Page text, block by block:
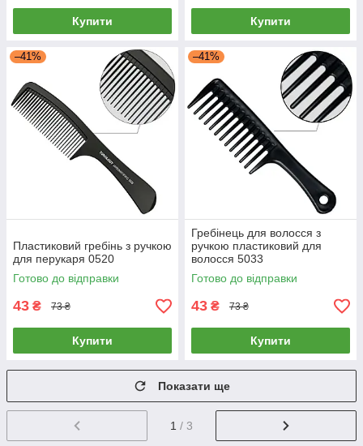
Купити Купити
–41%
Пластиковий гребінь з ручкою
для перукаря 0520
Готово до відправки
43 ₴ 73 ₴
Купити
–41%
Гребінець для волосся з
ручкою пластиковий для
волосся 5033
Готово до відправки
43 ₴ 73 ₴
Купити
Показати ще
1 / 3